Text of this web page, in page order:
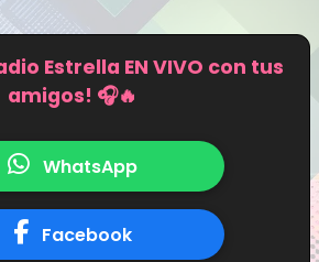
Estrella EN VIVO con tus
amigos! 🎧🔥
WhatsApp
Facebook